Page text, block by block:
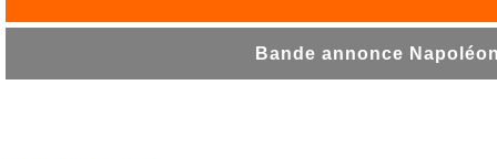
Bande annonce